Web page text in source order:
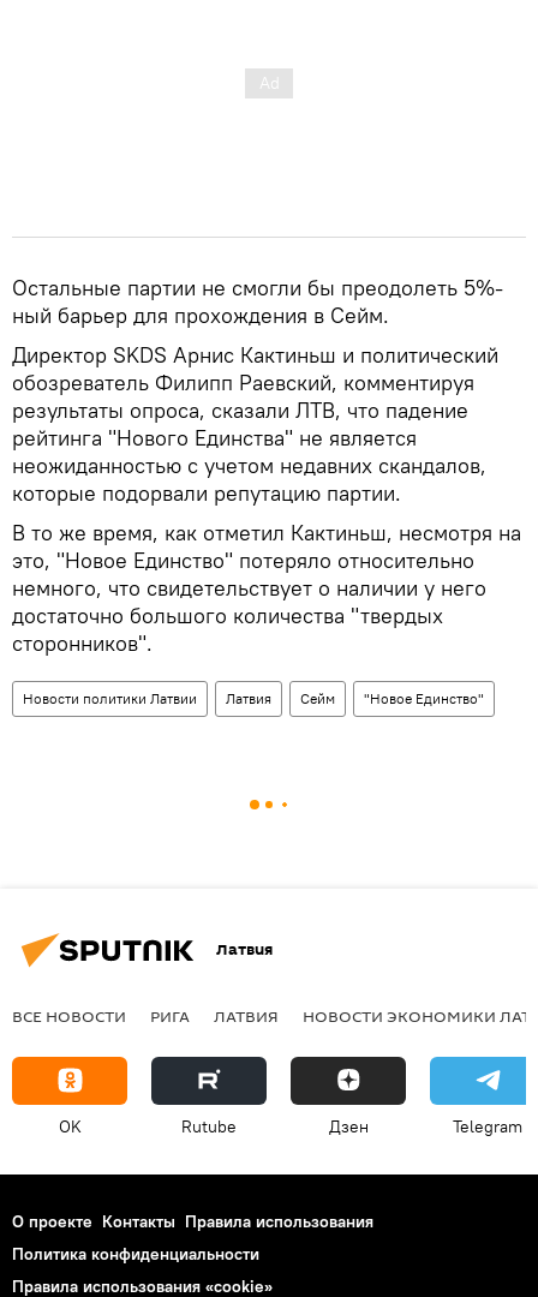
Остальные партии не смогли бы преодолеть 5%-
ный барьер для прохождения в Сейм.
Директор SKDS Арнис Кактиньш и политический
обозреватель Филипп Раевский, комментируя
результаты опроса, сказали ЛТВ, что падение
рейтинга "Нового Единства" не является
неожиданностью с учетом недавних скандалов,
которые подорвали репутацию партии.
В то же время, как отметил Кактиньш, несмотря на
это, "Новое Единство" потеряло относительно
немного, что свидетельствует о наличии у него
достаточно большого количества "твердых
сторонников".
Новости политики Латвии Латвия Сейм "Новое Единство"
Латвия
ВСЕ НОВОСТИ РИГА ЛАТВИЯ НОВОСТИ ЭКОНОМИКИ
OK Rutube Дзен Telegram
О проекте Контакты Правила использования
Политика конфиденциальности
Правила использования «cookie»